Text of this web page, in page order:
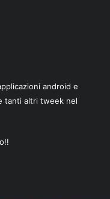
android e
tanti altri tweek nel